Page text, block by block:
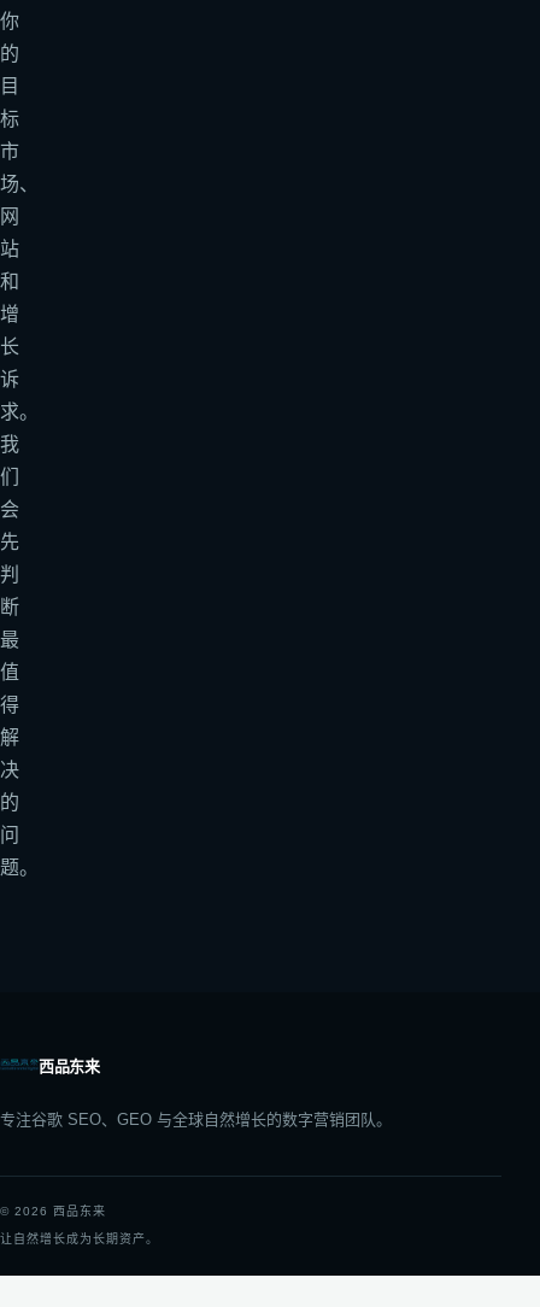
你
的
目
标
市
场、
网
站
和
增
长
诉
求。
我
们
会
先
判
断
最
值
得
解
决
的
问
题。
西品东来
专注谷歌 SEO、GEO 与全球自然增长的数字营销团队。
© 2026 西品东来
让自然增长成为长期资产。